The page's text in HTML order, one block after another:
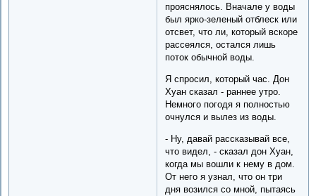
прояснялось. Вначале у воды
был ярко-зеленый отблеск или
отсвет, что ли, который вскоре
рассеялся, остался лишь
поток обычной воды.
Я спросил, который час. Дон
Хуан сказал - раннее утро.
Немного погодя я полностью
очнулся и вылез из воды.
- Ну, давай рассказывай все,
что видел, - сказал дон Хуан,
когда мы вошли к нему в дом.
От него я узнал, что он три
дня возился со мной, пытаясь